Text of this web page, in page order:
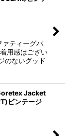
ァティーグパ
用感はござい
のないグッド
Jacket
ビンテージ